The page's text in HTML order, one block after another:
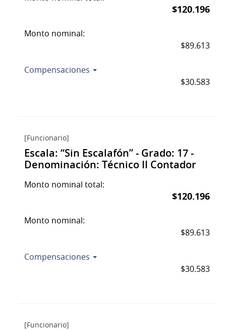
$120.196
Monto nominal:
$89.613
Compensaciones
$30.583
[Funcionario]
Escala: “Sin Escalafón” - Grado: 17 -
Denominación: Técnico II Contador
Monto nominal total:
$120.196
Monto nominal:
$89.613
Compensaciones
$30.583
[Funcionario]